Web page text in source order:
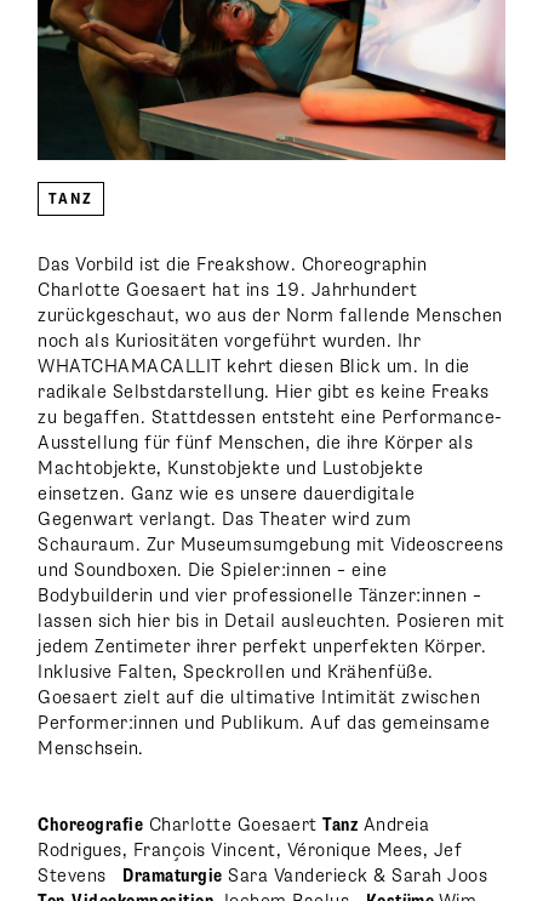
TANZ
Das Vorbild ist die Freakshow. Choreographin
Charlotte Goesaert hat ins 19. Jahrhundert
zurückgeschaut, wo aus der Norm fallende Menschen
noch als Kuriositäten vorgeführt wurden. Ihr
WHATCHAMACALLIT kehrt diesen Blick um. In die
radikale Selbstdarstellung. Hier gibt es keine Freaks
zu begaffen. Stattdessen entsteht eine Performance-
Ausstellung für fünf Menschen, die ihre Körper als
Machtobjekte, Kunstobjekte und Lustobjekte
einsetzen. Ganz wie es unsere dauerdigitale
Gegenwart verlangt. Das Theater wird zum
Schauraum. Zur Museumsumgebung mit Videoscreens
und Soundboxen. Die Spieler:innen – eine
Bodybuilderin und vier professionelle Tänzer:innen –
lassen sich hier bis in Detail ausleuchten. Posieren mit
jedem Zentimeter ihrer perfekt unperfekten Körper.
Inklusive Falten, Speckrollen und Krähenfüße.
Goesaert zielt auf die ultimative Intimität zwischen
Performer:innen und Publikum. Auf das gemeinsame
Menschsein.
Choreografie Charlotte GoesaertTanz Andreia
Rodrigues, François Vincent, Véronique Mees, Jef
Stevens Dramaturgie Sara Vanderieck & Sarah Joos